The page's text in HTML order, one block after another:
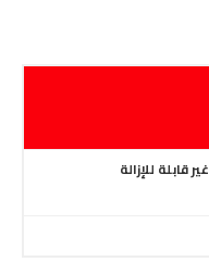
- 455 ملي امبير Li-Po غير قابلة للإزالة